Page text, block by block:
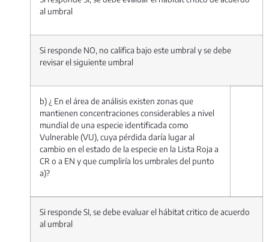
al umbral
Si responde NO, no califica bajo este umbral y se debe
revisar el siguiente umbral
b) ¿ En el área de análisis existen zonas que
mantienen concentraciones considerables a nivel
mundial de una especie identificada como
Vulnerable (VU), cuya pérdida daría lugar al
cambio en el estado de la especie en la Lista Roja a
CR o a EN y que cumpliría los umbrales del punto
a)?
Si responde SI, se debe evaluar el hábitat critico de acuerdo
al umbral